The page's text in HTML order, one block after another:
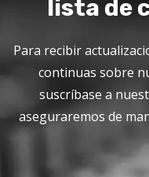
lista de
Para recibir
continuas sobre
suscríbase a
aseguraremos de